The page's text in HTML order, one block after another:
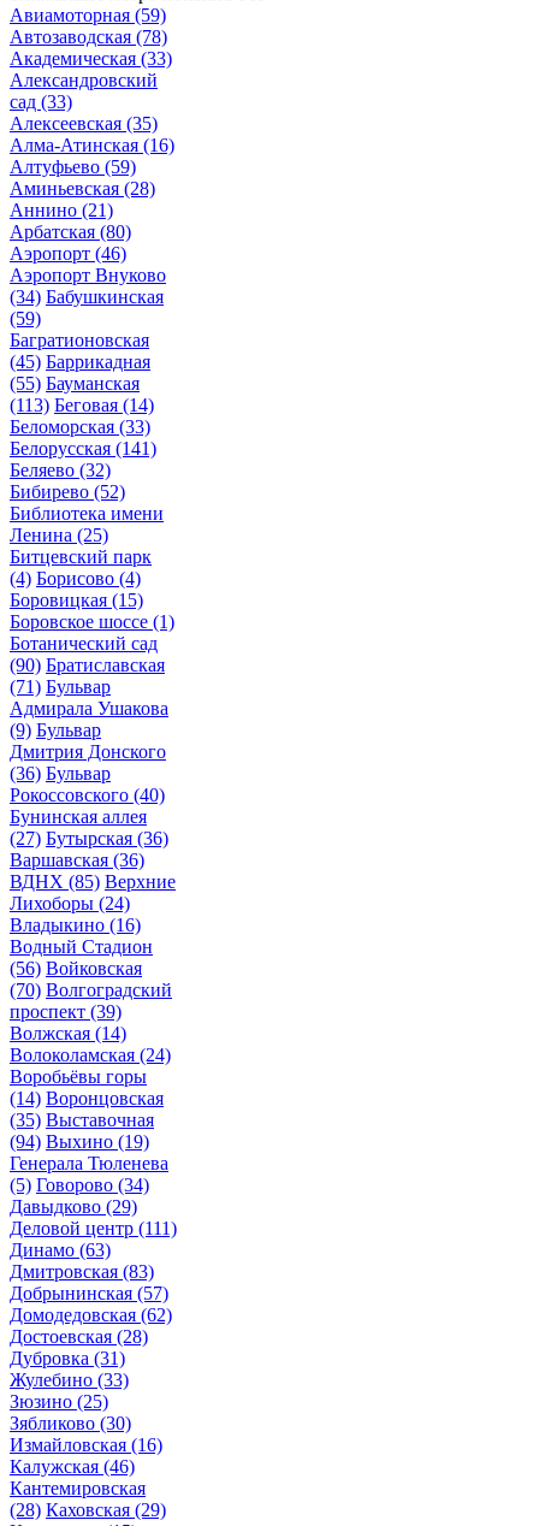
Авиамоторная (59)
Автозаводская (78)
Академическая (33)
Александровский
сад (33)
Алексеевская (35)
Алма-Атинская (16)
Алтуфьево (59)
Аминьевская (28)
Аннино (21)
Арбатская (80)
Аэропорт (46)
Аэропорт Внуково
(34) Бабушкинская
(59)
Багратионовская
(45) Баррикадная
(55) Бауманская
(113) Беговая (14)
Беломорская (33)
Белорусская (141)
Беляево (32)
Бибирево (52)
Библиотека имени
Ленина (25)
Битцевский парк
(4) Борисово (4)
Боровицкая (15)
Боровское шоссе (1)
Ботанический сад
(90) Братиславская
(71) Бульвар
Адмирала Ушакова
(9) Бульвар
Дмитрия Донского
(36) Бульвар
Рокоссовского (40)
Бунинская аллея
(27) Бутырская (36)
Варшавская (36)
ВДНХ (85) Верхние
Лихоборы (24)
Владыкино (16)
Водный Стадион
(56) Войковская
(70) Волгоградский
проспект (39)
Волжская (14)
Волоколамская (24)
Воробьёвы горы
(14) Воронцовская
(35) Выставочная
(94) Выхино (19)
Генерала Тюленева
(5) Говорово (34)
Давыдково (29)
Деловой центр (111)
Динамо (63)
Дмитровская (83)
Добрынинская (57)
Домодедовская (62)
Достоевская (28)
Дубровка (31)
Жулебино (33)
Зюзино (25)
Зябликово (30)
Измайловская (16)
Калужская (46)
Кантемировская
(28) Каховская (29)